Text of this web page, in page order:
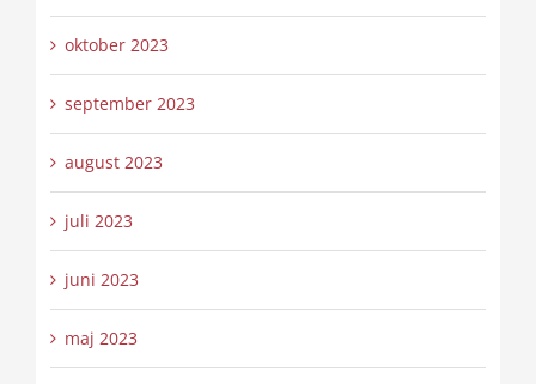
oktober 2023
september 2023
august 2023
juli 2023
juni 2023
maj 2023